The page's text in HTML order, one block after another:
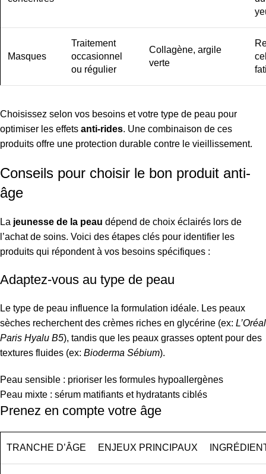
Masques
Traitement
occasionnel
ou régulier
Collagène, argile
verte
Choisissez selon vos besoins et votre type de peau pour
optimiser les effets anti-rides. Une combinaison de ces
produits offre une protection durable contre le vieillissement.
Conseils pour choisir le bon produit anti-
âge
La jeunesse de la peau dépend de choix éclairés lors de
l’achat de soins. Voici des étapes clés pour identifier les
produits qui répondent à vos besoins spécifiques :
Adaptez-vous au type de peau
Le type de peau influence la formulation idéale. Les peaux
sèches recherchent des crèmes riches en glycérine (ex: L’Oréal
Paris Hyalu B5), tandis que les peaux grasses optent pour des
textures fluides (ex: Bioderma Sébium).
Peau sensible : prioriser les formules hypoallergènes
Peau mixte : sérum matifiants et hydratants ciblés
Prenez en compte votre âge
TRANCHE D’ÂGE ENJEUX PRINCIPAUX